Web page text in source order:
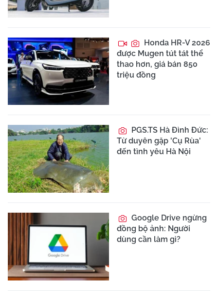
Honda HR-V 2026
được Mugen tút tát thể
thao hơn, giá bán 850
triệu đồng
PGS.TS Hà Đình Đức:
Từ duyên gặp 'Cụ Rùa'
đến tình yêu Hà Nội
Google Drive ngừng
đồng bộ ảnh: Người
dùng cần làm gì?